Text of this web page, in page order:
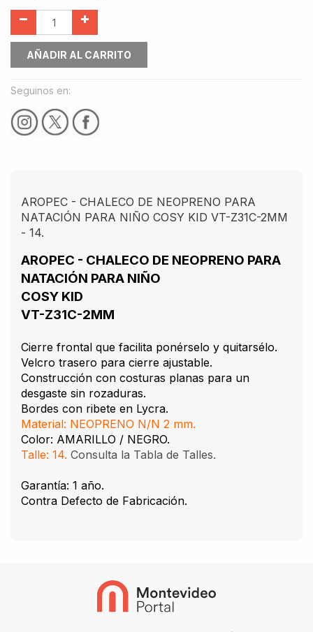
AÑADIR AL CARRITO
Seguinos en:
AROPEC - CHALECO DE NEOPRENO PARA
NATACIÓN PARA NIÑO COSY KID VT-Z31C-2MM
- 14.
AROPEC - CHALECO DE NEOPRENO PARA
NATACIÓN PARA NIÑO
COSY KID
VT-Z31C-2MM
Cierre frontal que facilita ponérselo y quitarsélo.
Velcro trasero para cierre ajustable.
Construcción con costuras planas para un
desgaste sin rozaduras.
Bordes con ribete en Lycra.
Material: NEOPRENO N/N 2 mm.
Color: AMARILLO / NEGRO.
Talle: 14. Consulta la Tabla de Talles.
Garantía: 1 año.
Contra Defecto de Fabricación.